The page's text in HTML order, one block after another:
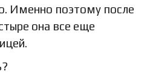
Именно поэтому после
она все еще